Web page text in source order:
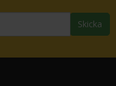
Skicka